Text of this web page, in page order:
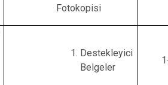
Fotokopisi
Destekleyici
Belgeler